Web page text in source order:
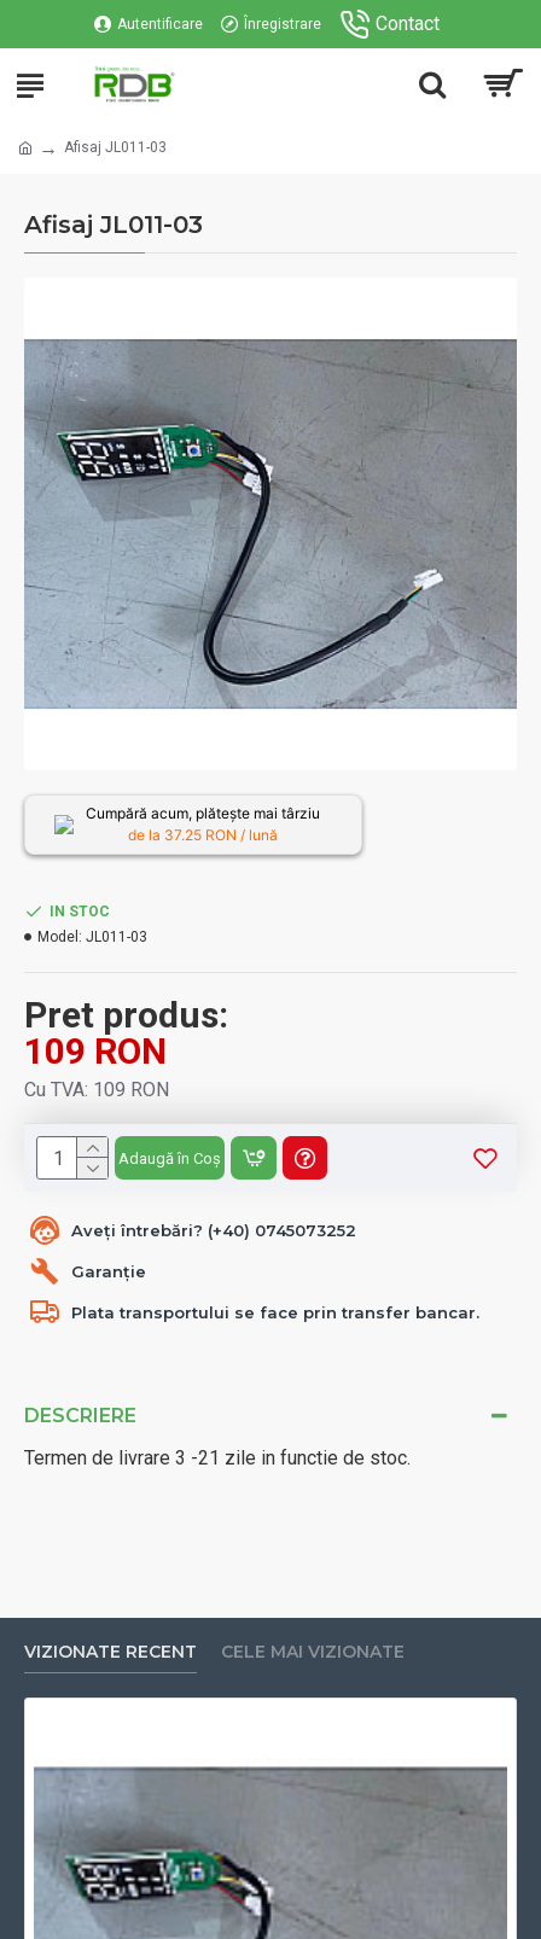
Autentificare Înregistrare Contact
Afisaj JL011-03
Afisaj JL011-03
DESCRIERE
Termen de livrare 3 -21 zile in functie de stoc.
Aveți întrebări? (+40) 0745073252
Garanție
Plata transportului se face prin transfer bancar.
Pret produs:
109 RON
Cu TVA: 109 RON
IN STOC
Model: JL011-03
Adaugă în Coș
Cumpără acum, plătește mai târziu
de la 37.25 RON / lună
VIZIONATE RECENT CELE MAI VIZIONATE